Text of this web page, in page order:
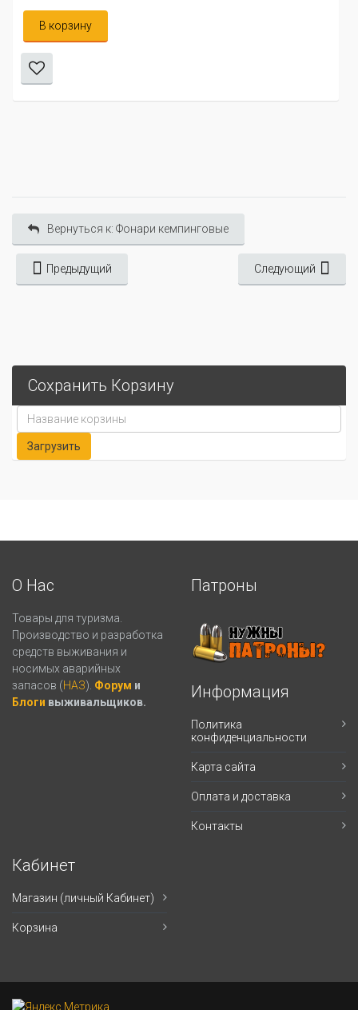
В корзину
Вернуться к: Фонари кемпинговые
Предыдущий Следующий
Сохранить Корзину
О Нас
Товары для туризма.
Производство и разработка
средств выживания и
носимых аварийных
запасов (НАЗ). Форум и
Блоги выживальщиков.
Патроны
Информация
Политика
конфиденциальности
Карта сайта
Оплата и доставка
Контакты
Кабинет
Магазин (личный Кабинет)
Корзина